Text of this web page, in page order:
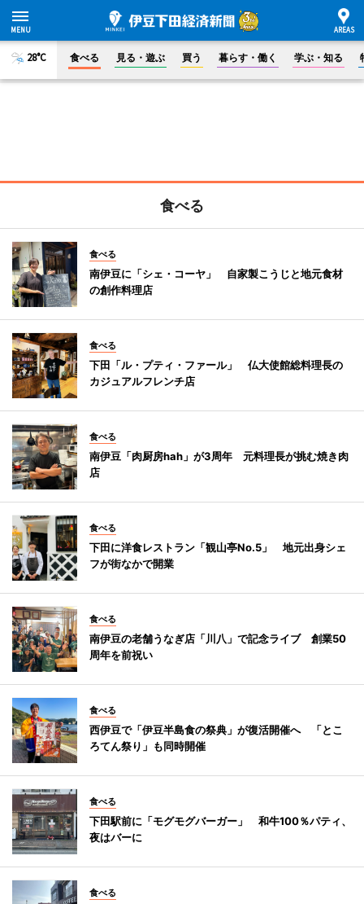
28°C 食べる 見る・遊ぶ 買う 暮らす・働く 学ぶ・知る
食べる
食べる
南伊豆に「シェ・コーヤ」 自家製こうじと地元食材
の創作料理店
食べる
下田「ル・プティ・ファール」 仏大使館総料理長の
カジュアルフレンチ店
食べる
南伊豆「肉厨房hah」が3周年 元料理長が挑む焼き肉
店
食べる
下田に洋食レストラン「観山亭No.5」 地元出身シェ
フが街なかで開業
食べる
南伊豆の老舗うなぎ店「川八」で記念ライブ 創業50
周年を前祝い
食べる
西伊豆で「伊豆半島食の祭典」が復活開催へ 「とこ
ろてん祭り」も同時開催
食べる
下田駅前に「モグモグバーガー」 和牛100％パティ、
夜はバーに
食べる